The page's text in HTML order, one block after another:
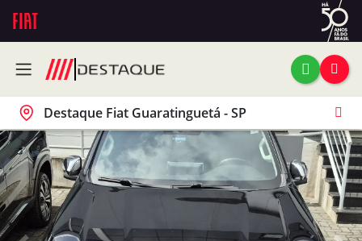
Destaque Fiat Guaratinguetá - SP